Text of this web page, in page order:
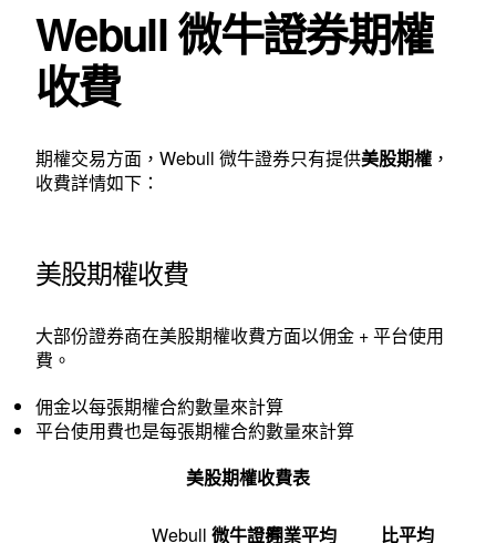
Webull 微牛證券期權
收費
期權交易方面，Webull 微牛證券只有提供美股期權 ，
收費詳情如下：
美股期權收費
大部份證券商在美股期權收費方面以佣金 + 平台使用
費。
佣金以每張期權合約數量來計算
平台使用費也是每張期權合約數量來計算
美股期權收費表
Webull 微牛證券同業平均 比平均